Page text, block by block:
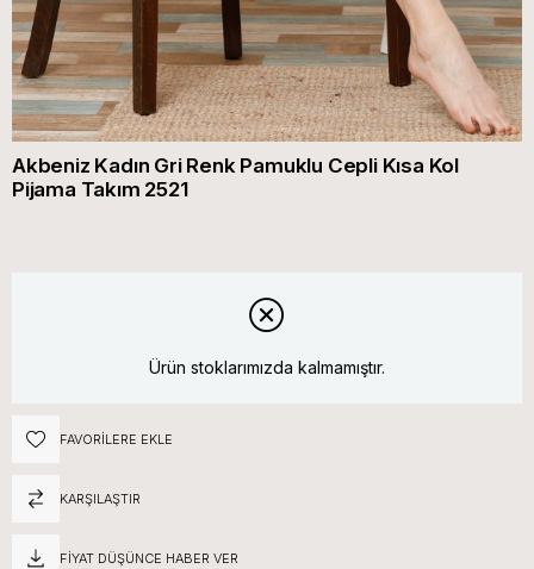
Akbeniz Kadın Gri Renk Pamuklu Cepli Kısa Kol
Pijama Takım 2521
Ürün stoklarımızda kalmamıştır.
FAVORILERE EKLE
KARŞILAŞTIR
FIYAT DÜŞÜNCE HABER VER